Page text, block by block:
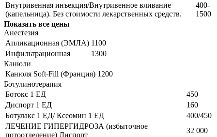
Внутривенная инъекция/Внутривенное вливание
(капельница). Без стоимости лекарственных средств.
400-
1500
Показать все цены
Анестезия
Апликационная (ЭМЛА) 1100
Инфильтрационная
1300
Канюли
Канюля Soft-Fill (Франция) 1200
Ботулинотерапия
Ботокс 1 ЕД
450
Диспорт 1 ЕД
160
Ботулакс 1 ЕД/ Ксеомин 1 ЕД
400/450
ЛЕЧЕНИЕ ГИПЕРГИДРОЗА (избыточное
потоотделение) Диспорт
32 000